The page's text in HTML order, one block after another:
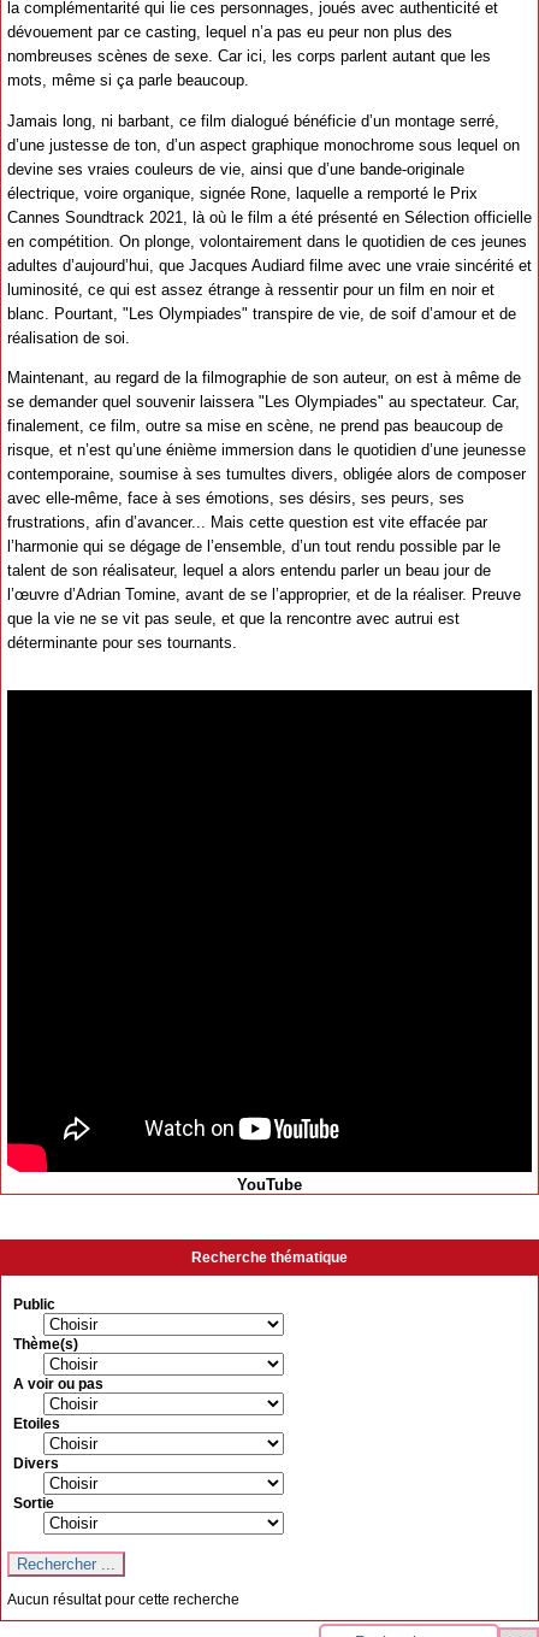
la complémentarité qui lie ces personnages, joués avec authenticité et
dévouement par ce casting, lequel n’a pas eu peur non plus des
nombreuses scènes de sexe. Car ici, les corps parlent autant que les
mots, même si ça parle beaucoup.
Jamais long, ni barbant, ce film dialogué bénéficie d’un montage serré,
d’une justesse de ton, d’un aspect graphique monochrome sous lequel on
devine ses vraies couleurs de vie, ainsi que d’une bande-originale
électrique, voire organique, signée Rone, laquelle a remporté le Prix
Cannes Soundtrack 2021, là où le film a été présenté en Sélection officielle
en compétition. On plonge, volontairement dans le quotidien de ces jeunes
adultes d’aujourd’hui, que Jacques Audiard filme avec une vraie sincérité et
luminosité, ce qui est assez étrange à ressentir pour un film en noir et
blanc. Pourtant, "Les Olympiades" transpire de vie, de soif d’amour et de
réalisation de soi.
Maintenant, au regard de la filmographie de son auteur, on est à même de
se demander quel souvenir laissera "Les Olympiades" au spectateur. Car,
finalement, ce film, outre sa mise en scène, ne prend pas beaucoup de
risque, et n’est qu’une énième immersion dans le quotidien d’une jeunesse
contemporaine, soumise à ses tumultes divers, obligée alors de composer
avec elle-même, face à ses émotions, ses désirs, ses peurs, ses
frustrations, afin d’avancer... Mais cette question est vite effacée par
l’harmonie qui se dégage de l’ensemble, d’un tout rendu possible par le
talent de son réalisateur, lequel a alors entendu parler un beau jour de
l’œuvre d’Adrian Tomine, avant de se l’approprier, et de la réaliser. Preuve
que la vie ne se vit pas seule, et que la rencontre avec autrui est
déterminante pour ses tournants.
YouTube
Recherche thématique
Public
Thème(s)
A voir ou pas
Etoiles
Divers
Sortie
Aucun résultat pour cette recherche